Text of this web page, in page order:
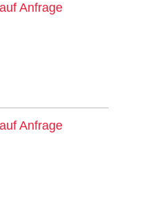
auf Anfrage
auf Anfrage